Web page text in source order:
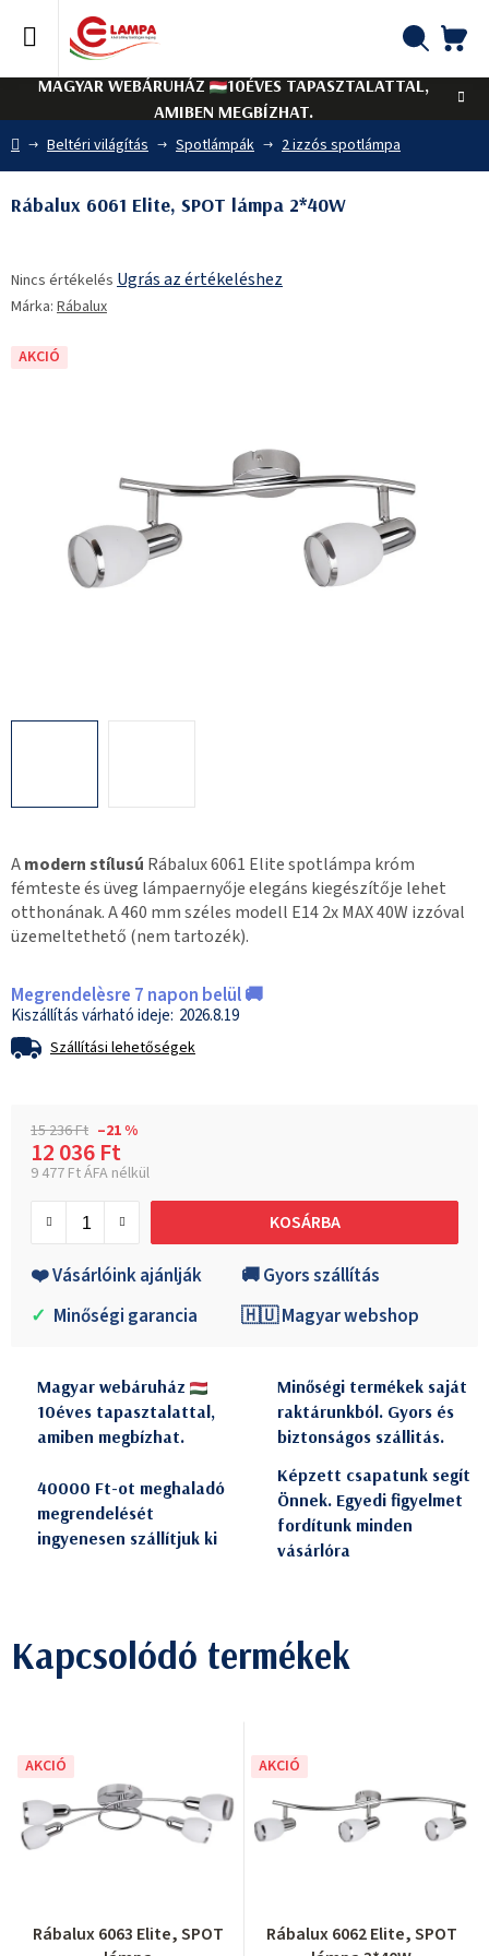
tartalomhoz
MAGYAR WEBÁRUHÁZ
10ÉVES TAPASZTALATTAL,
AMIBEN MEGBÍZHAT.
Kezdőlap
Beltéri világítás Spotlámpák 2 izzós spotlámpa
Amodern stílusú Rábalux 6061 Elite spotlámpa króm
fémteste és üveg lámpaernyője elegáns kiegészítője lehet
otthonának. A 460 mm széles modell E14 2x MAX 40W izzóval
üzemeltethető (nem tartozék).
Megrendelèsre 7 napon belül 🚚
2026.8.19
Szállítási lehetőségek
15 236 Ft –21 %
12 036 Ft
9 477 Ft ÁFA nélkül
KOSÁRBA
❤️ Vásárlóink ajánlják
🚚 Gyors szállítás
✓ Minőségi garancia 🇭🇺 Magyar webshop
Rábalux 6061 Elite, SPOT lámpa 2*40W
termék
átlagos
5-
Nincs értékelés Ugrás az értékeléshez
Márka: Rábalux
AKCIÓ
Magyar webáruház
10éves tapasztalattal,
amiben megbízhat.
Minőségi termékek saját
raktárunkból. Gyors és
biztonságos szállitás.
40000 Ft-ot meghaladó
megrendelését
ingyenesen szállítjuk ki
Képzett csapatunk segít
Önnek. Egyedi figyelmet
fordítunk minden
vásárlóra
Kapcsolódó termékek
AKCIÓ
Rábalux 6063 Elite, SPOT
AKCIÓ
Rábalux 6062 Elite, SPOT